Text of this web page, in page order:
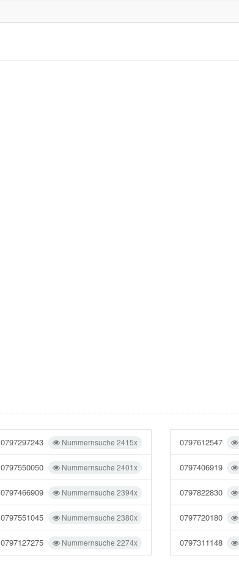
Nummernsuche 2415x
0797297243
Nummernsuche 2401x
0797550050
Nummernsuche 2394x
0797466909
Nummernsuche 2380x
0797551045
Nummernsuche 2274x
0797127275
0797612547
0797406919
0797822830
0797720180
0797311148